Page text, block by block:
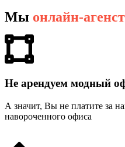
Мы онлайн-
Не арендуем модный
А значит, Вы не платите за
навороченного офиса